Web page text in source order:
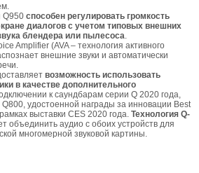
Q950 способен регулировать громкость
диалогов с учетом типовых внешних
блендера или пылесоса
Amplifier (AVA – технология активного
внешние звуки и автоматически
возможность использовать
в качестве дополнительного
к саундбарам серии Q 2020 года,
удостоенной награды за инновации Best
выставки CES 2020 года. Технология Q-
объединить аудио с обоих устройств для
многомерной звуковой картины.